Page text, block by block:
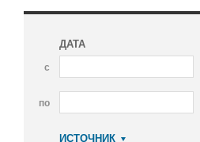
ДАТА
с
по
ИСТОЧНИК